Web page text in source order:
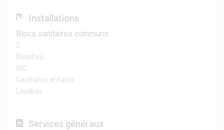
Installations
Blocs sanitaires communs
2
Douches
WC
Sanitaires enfants
Lavabos
Services généraux